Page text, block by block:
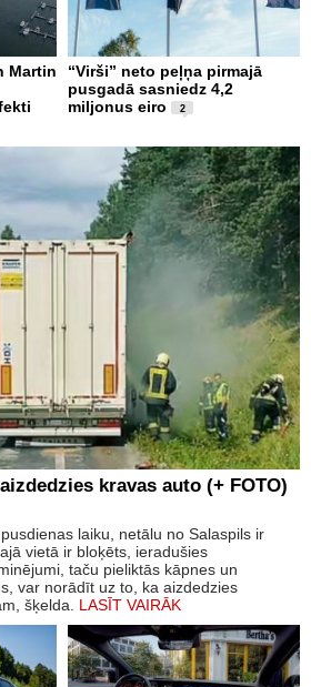
Martin
“Virši” neto peļņa pirmajā
pusgadā sasniedz 4,2
miljonus eiro
2
kravas auto (+ FOTO)
laiku, netālu no Salaspils ir
vietā ir bloķēts, ieradušies
taču pieliktās kāpnes un
var norādīt uz to, ka aizdedzies
šķelda. LASĪT VAIRĀK